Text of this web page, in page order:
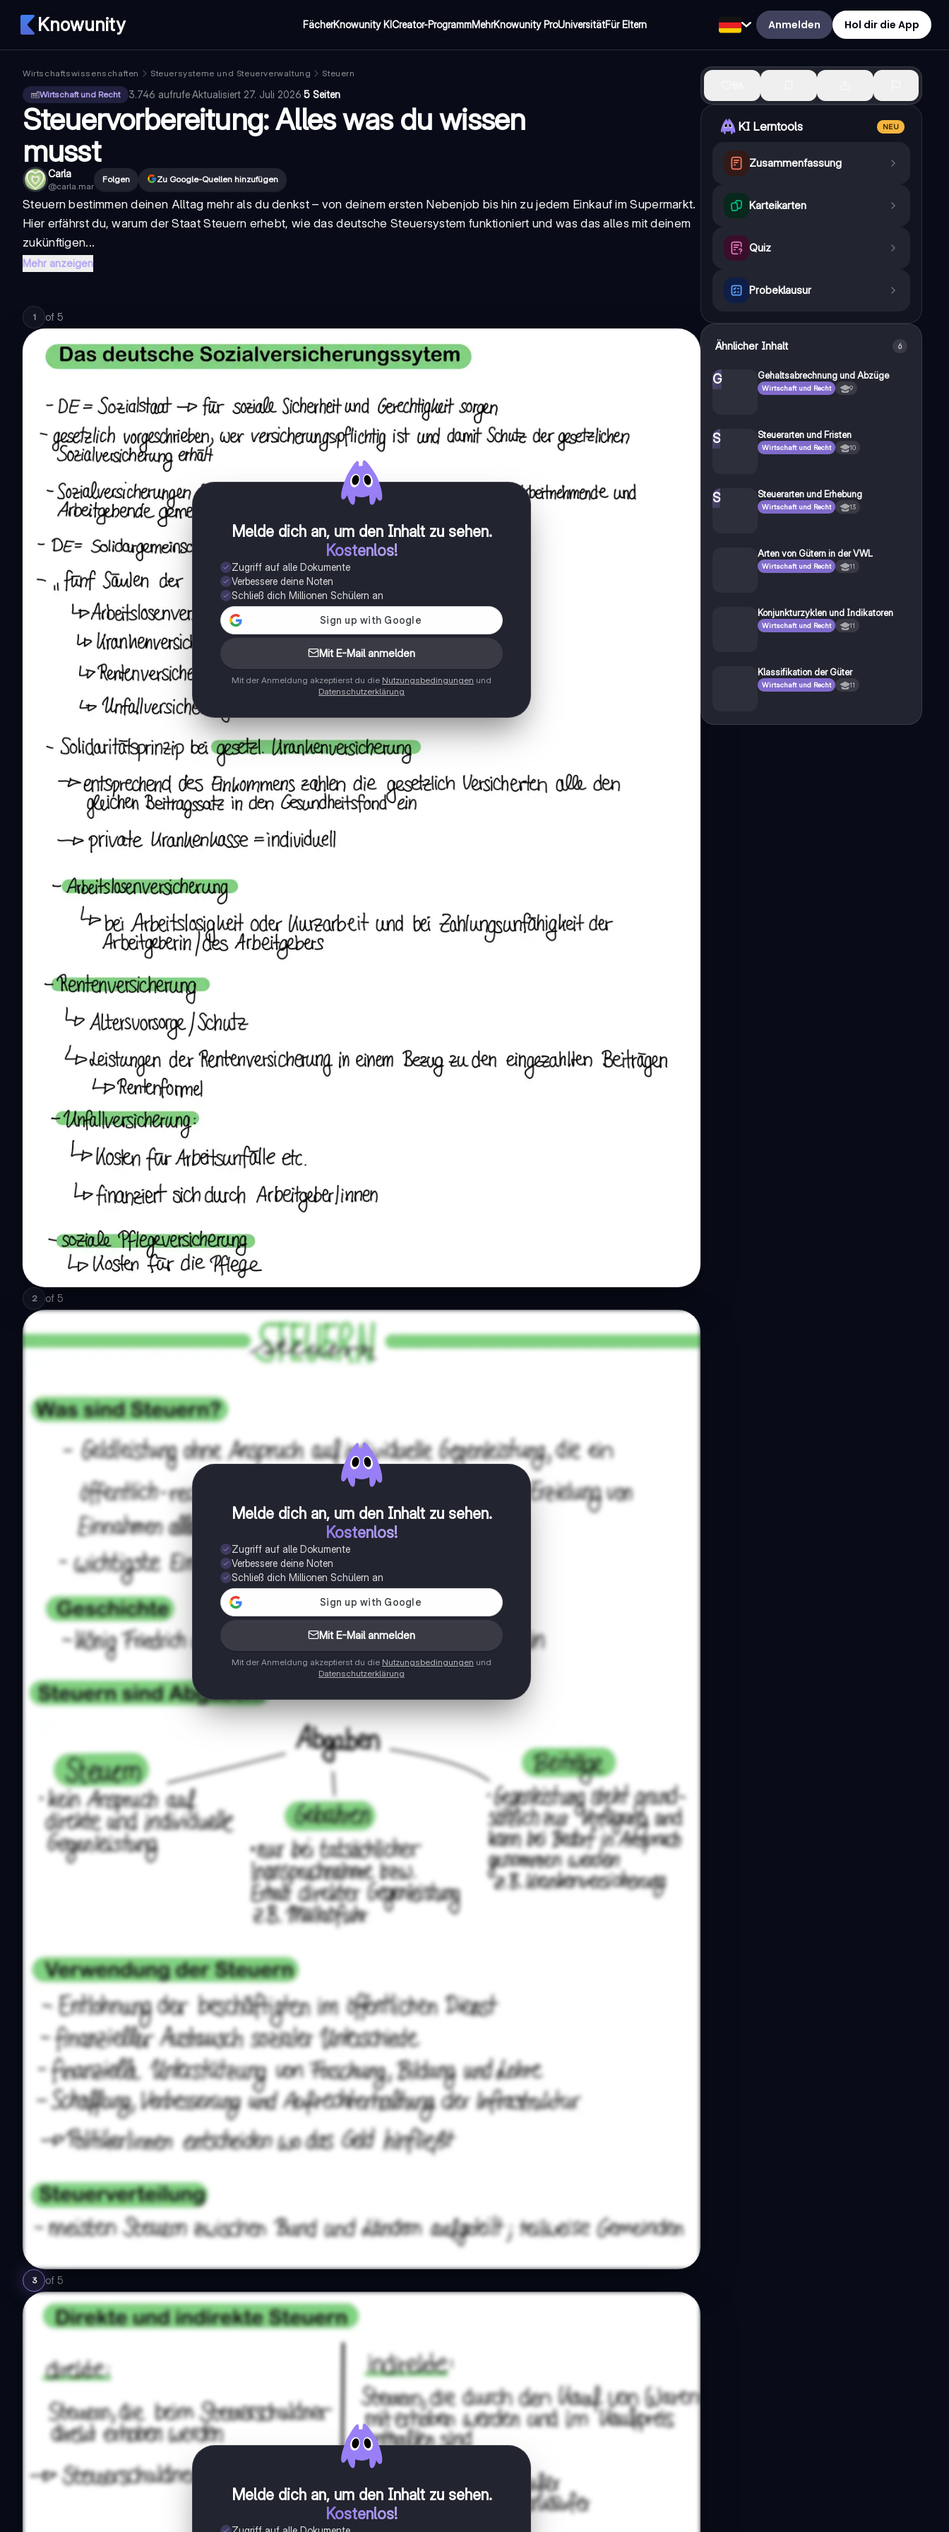
Knowunity FächerKnowunity KICreator-ProgrammMehrKnowunity ProUniversitätFür Eltern Anmelden Hol dir die App
Wirtschaftswissenschaften Steuersysteme und Steuerverwaltung
Steuern
Wirtschaft und Recht
3.746 aufrufe·Aktualisiert 27. Juli 2026·5 Seiten
Steuervorbereitung: Alles was du wissen
musst
Carla
@carla.mar
Folgen Zu Google-Quellen hinzufügen
Steuern bestimmen deinen Alltag mehr als du denkst – von deinem ersten Nebenjob bis hin zu jedem Einkauf im Supermarkt.
Hier erfährst du, warum der Staat Steuern erhebt, wie das deutsche Steuersystem funktioniert und was das alles mit deinem
zukünftigen...
Mehr anzeigen
1 of 5
Melde dich an, um den Inhalt zu sehen.
Kostenlos!
Zugriff auf alle Dokumente
Verbessere deine Noten
Schließ dich Millionen Schülern an
Mit E-Mail anmelden
Mit der Anmeldung akzeptierst du die Nutzungsbedingungen und
Datenschutzerklärung
2 of 5
Melde dich an, um den Inhalt zu sehen.
Kostenlos!
Zugriff auf alle Dokumente
Verbessere deine Noten
Schließ dich Millionen Schülern an
Mit E-Mail anmelden
Mit der Anmeldung akzeptierst du die Nutzungsbedingungen und
Datenschutzerklärung
3 of 5
Melde dich an, um den Inhalt zu sehen.
Kostenlos!
KI Lerntools NEU
Zusammenfassung
Karteikarten
Quiz
Probeklausur
Ähnlicher Inhalt 6
G Gehaltsabrechnung und Abzüge
Wirtschaft und Recht 9
S Steuerarten und Fristen
Wirtschaft und Recht 10
S Steuerarten und Erhebung
Wirtschaft und Recht 13
Arten von Gütern in der VWL
Wirtschaft und Recht 11
Konjunkturzyklen und Indikatoren
Wirtschaft und Recht 11
Klassifikation der Güter
Wirtschaft und Recht 11